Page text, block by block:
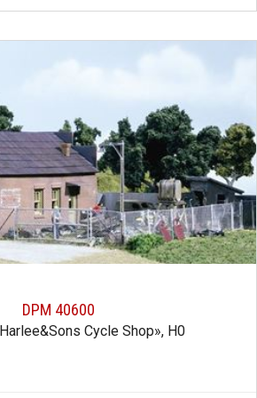
DPM 40600
Cycle Shop», H0